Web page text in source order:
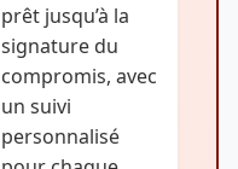
prêt jusqu’à la
signature du
compromis, avec
un suivi
personnalisé